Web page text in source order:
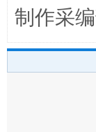
制作采